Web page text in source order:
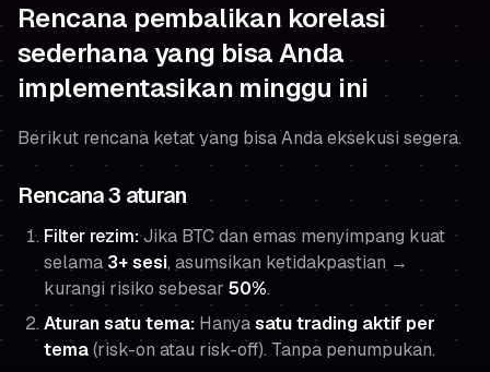
Rencana pembalikan korelasi
sederhana yang bisa Anda
implementasikan minggu ini
Berikut rencana ketat yang bisa Anda eksekusi segera.
Rencana 3 aturan
Filter rezim:Jika BTC dan emas menyimpang kuat
selama 3+ sesi, asumsikan ketidakpastian →
kurangi risiko sebesar 50%.
Aturan satu tema: Hanyasatu trading aktif per
tema(risk-on atau risk-off). Tanpa penumpukan.